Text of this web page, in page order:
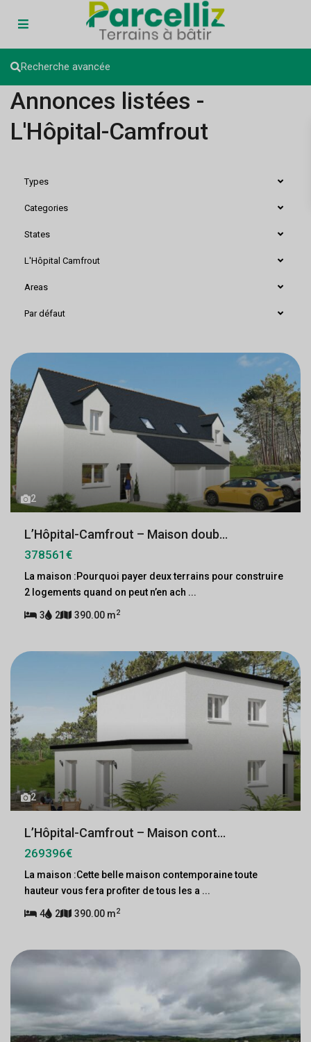
Recherche avancée
Annonces listées -
L'Hôpital-Camfrout
Types
Categories
States
L'Hôpital Camfrout
Areas
Par défaut
2
L’Hôpital-Camfrout – Maison doub...
378561€
La maison :Pourquoi payer deux terrains pour construire
2 logements quand on peut n’en ach ...
3 2 390.00 m2
2
L’Hôpital-Camfrout – Maison cont...
269396€
La maison :Cette belle maison contemporaine toute
hauteur vous fera profiter de tous les a ...
4 2 390.00 m2